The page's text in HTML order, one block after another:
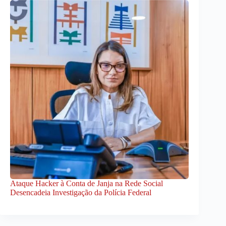
Ataque Hacker à Conta de Janja na Rede Social
Desencadeia Investigação da Polícia Federal